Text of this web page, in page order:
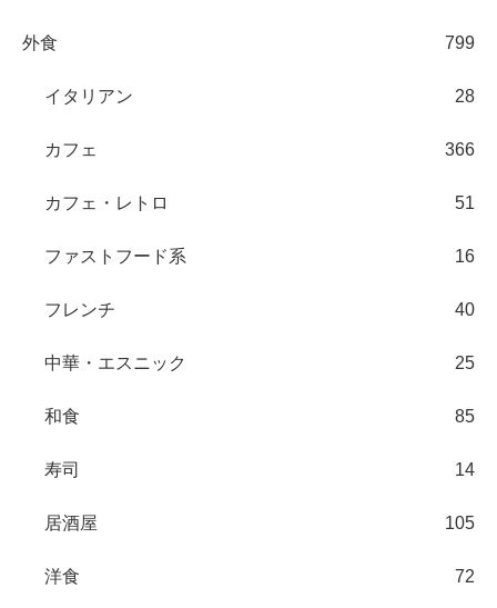
外食 799
イタリアン 28
カフェ 366
カフェ・レトロ 51
ファストフード系 16
フレンチ 40
中華・エスニック 25
和食 85
寿司 14
居酒屋 105
洋食 72